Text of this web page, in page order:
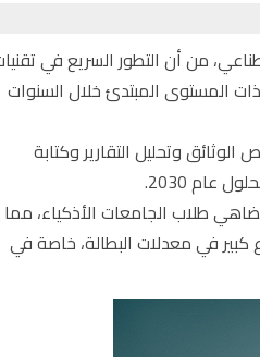
من أن التطور السريع في
50% من الوظائف المكتبية ذات المستوى المبتدئ خلال السنوات
وتحليل التقارير وكتابة
طلاب الجامعات الأذكياء، مما
كبير في معدلات البطالة، خاصة في